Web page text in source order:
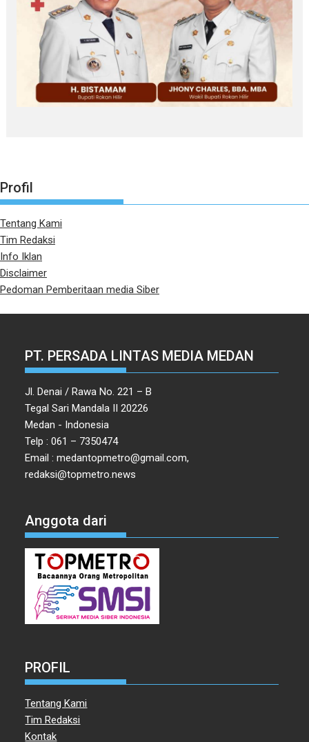
Profil
Tentang Kami
Tim Redaksi
Info Iklan
Disclaimer
Pedoman Pemberitaan media Siber
PT. PERSADA LINTAS MEDIA MEDAN
Jl. Denai / Rawa No. 221 – B
Tegal Sari Mandala II 20226
Medan - Indonesia
Telp : 061 – 7350474
Email : medantopmetro@gmail.com,
redaksi@topmetro.news
Anggota dari
PROFIL
Tentang Kami
Tim Redaksi
Kontak